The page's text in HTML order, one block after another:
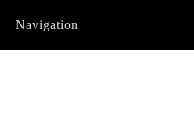
Navigation